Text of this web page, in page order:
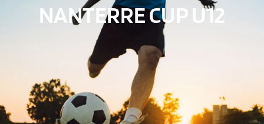
NANTERRE CUP U12